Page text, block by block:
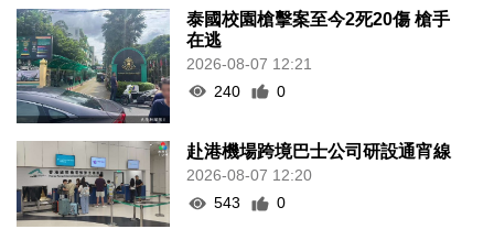
泰國校園槍擊案至今2死20傷 槍手
在逃
2026-08-07 12:21
240
0
赴港機場跨境巴士公司研設通宵線
2026-08-07 12:20
543
0